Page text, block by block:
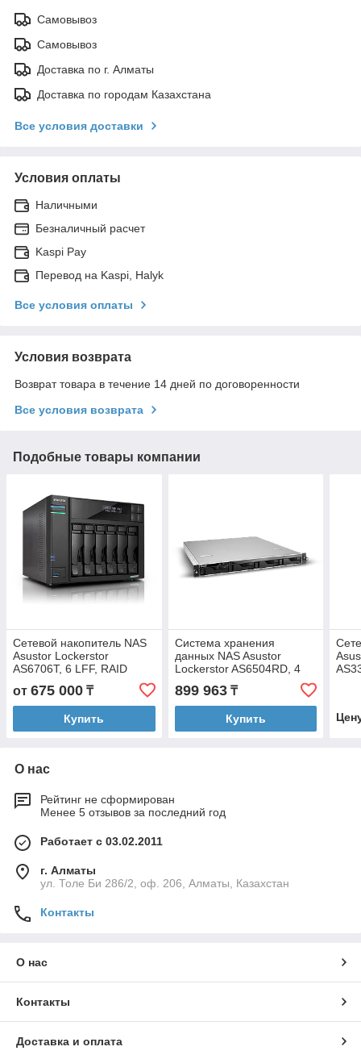
Самовывоз
Самовывоз
Доставка по г. Алматы
Доставка по городам Казахстана
Все условия доставки
Условия оплаты
Наличными
Безналичный расчет
Kaspi Pay
Перевод на Kaspi, Halyk
Все условия оплаты
Условия возврата
Возврат товара в течение 14 дней по договоренности
Все условия возврата
Подобные товары компании
Сетевой накопитель NAS
Asustor Lockerstor
AS6706T, 6 LFF, RAID
0,1,5,6,JBOD, 2х2.5GbE,
8GB, 2xUSB 3.2, HDMI, 4
от 675 000 ₸
Купить
Система хранения
данных NAS Asustor
Lockerstor AS6504RD, 4
LFF, RAID 0,1,5,6,JBOD,
2х2.5GbE, 2х 1GbE,
1x8GB, 4
899 963₸
Купить
О нас
Рейтинг не сформирован
Менее 5 отзывов за последний год
Работает с 03.02.2011
г. Алматы
ул. Толе Би 286/2, оф. 206, Алматы, Казахстан
Контакты
О нас
Контакты
Доставка и оплата